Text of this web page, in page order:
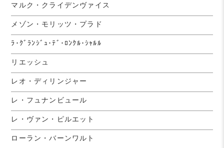
マルク・クライデンヴァイス
メゾン・モリッツ・プラド
ﾗ･ｸﾞﾗﾝｼﾞｭ･ﾃﾞ･ﾛﾝｸﾙ･ｼｬﾙﾙ
リエッシュ
レオ・ディリンジャー
レ・フュナンビュール
レ・ヴァン・ピルエット
ローラン・バーンワルト